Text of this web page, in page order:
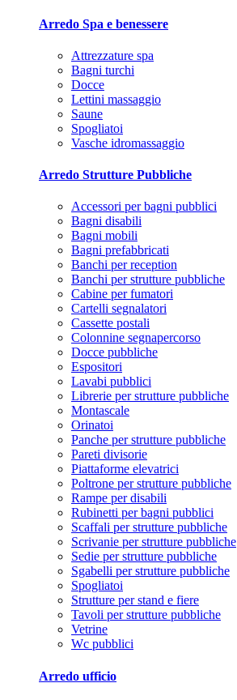
Arredo Spa e benessere
Attrezzature spa
Bagni turchi
Docce
Lettini massaggio
Saune
Spogliatoi
Vasche idromassaggio
Arredo Strutture Pubbliche
Accessori per bagni pubblici
Bagni disabili
Bagni mobili
Bagni prefabbricati
Banchi per reception
Banchi per strutture pubbliche
Cabine per fumatori
Cartelli segnalatori
Cassette postali
Colonnine segnapercorso
Docce pubbliche
Espositori
Lavabi pubblici
Librerie per strutture pubbliche
Montascale
Orinatoi
Panche per strutture pubbliche
Pareti divisorie
Piattaforme elevatrici
Poltrone per strutture pubbliche
Rampe per disabili
Rubinetti per bagni pubblici
Scaffali per strutture pubbliche
Scrivanie per strutture pubbliche
Sedie per strutture pubbliche
Sgabelli per strutture pubbliche
Spogliatoi
Strutture per stand e fiere
Tavoli per strutture pubbliche
Vetrine
Wc pubblici
Arredo ufficio